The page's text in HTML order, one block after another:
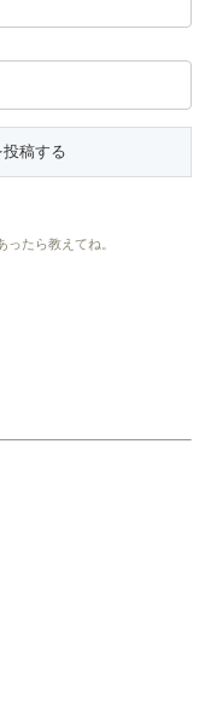
たら教えてね。